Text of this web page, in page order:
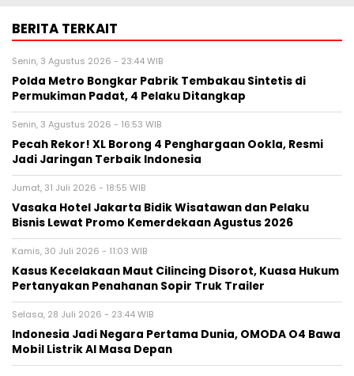
BERITA TERKAIT
Senin, 3 Agustus 2026 - 23:44 WIB
Polda Metro Bongkar Pabrik Tembakau Sintetis di
Permukiman Padat, 4 Pelaku Ditangkap
Senin, 3 Agustus 2026 - 16:53 WIB
Pecah Rekor! XL Borong 4 Penghargaan Ookla, Resmi
Jadi Jaringan Terbaik Indonesia
Jumat, 31 Juli 2026 - 18:55 WIB
Vasaka Hotel Jakarta Bidik Wisatawan dan Pelaku
Bisnis Lewat Promo Kemerdekaan Agustus 2026
Kamis, 30 Juli 2026 - 11:03 WIB
Kasus Kecelakaan Maut Cilincing Disorot, Kuasa Hukum
Pertanyakan Penahanan Sopir Truk Trailer
Selasa, 28 Juli 2026 - 23:44 WIB
Indonesia Jadi Negara Pertama Dunia, OMODA O4 Bawa
Mobil Listrik AI Masa Depan